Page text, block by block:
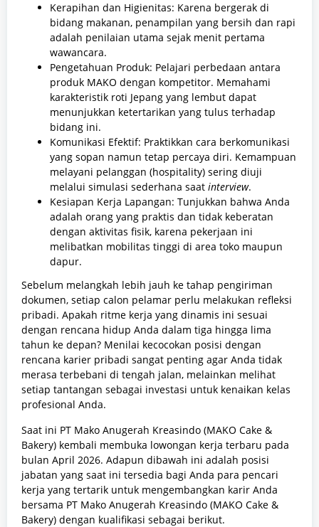
Kerapihan dan Higienitas: Karena bergerak di
bidang makanan, penampilan yang bersih dan rapi
adalah penilaian utama sejak menit pertama
wawancara.
Pengetahuan Produk: Pelajari perbedaan antara
produk MAKO dengan kompetitor. Memahami
karakteristik roti Jepang yang lembut dapat
menunjukkan ketertarikan yang tulus terhadap
bidang ini.
Komunikasi Efektif: Praktikkan cara berkomunikasi
yang sopan namun tetap percaya diri. Kemampuan
melayani pelanggan (hospitality) sering diuji
melalui simulasi sederhana saat interview.
Kesiapan Kerja Lapangan: Tunjukkan bahwa Anda
adalah orang yang praktis dan tidak keberatan
dengan aktivitas fisik, karena pekerjaan ini
melibatkan mobilitas tinggi di area toko maupun
dapur.
Sebelum melangkah lebih jauh ke tahap pengiriman
dokumen, setiap calon pelamar perlu melakukan refleksi
pribadi. Apakah ritme kerja yang dinamis ini sesuai
dengan rencana hidup Anda dalam tiga hingga lima
tahun ke depan? Menilai kecocokan posisi dengan
rencana karier pribadi sangat penting agar Anda tidak
merasa terbebani di tengah jalan, melainkan melihat
setiap tantangan sebagai investasi untuk kenaikan kelas
profesional Anda.
Saat ini PT Mako Anugerah Kreasindo (MAKO Cake &
Bakery) kembali membuka lowongan kerja terbaru pada
bulan April 2026. Adapun dibawah ini adalah posisi
jabatan yang saat ini tersedia bagi Anda para pencari
kerja yang tertarik untuk mengembangkan karir Anda
bersama PT Mako Anugerah Kreasindo (MAKO Cake &
Bakery) dengan kualifikasi sebagai berikut.